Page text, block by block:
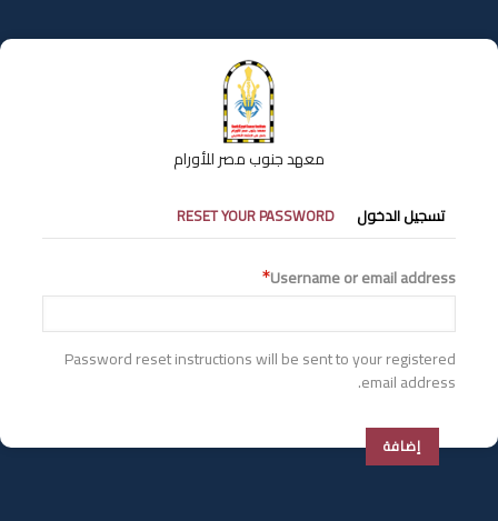
إلى
المحتوى
معهد جنوب مصر للأورام
التبويبات
الأساسية
تسجيل الدخول RESET YOUR PASSWORD
Username or email address
Password reset instructions will be sent to your registered
email address.